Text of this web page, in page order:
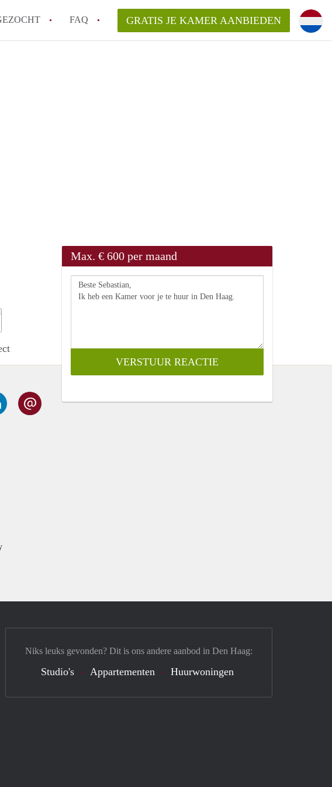
FAQ
vragen
GRATIS JE KAMER AANBIEDEN
Max. € 600 per maand
Niks leuks gevonden? Dit is ons andere aanbod in Den Haag:
Studio's Appartementen Huurwoningen